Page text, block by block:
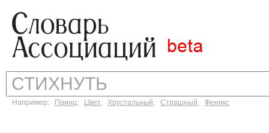
Например: Принц, Цвет, Хрустальный, Страшный, Феникс